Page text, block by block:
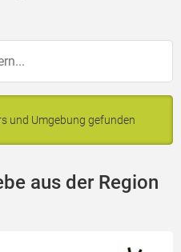
und Umgebung gefunden
aus der Region